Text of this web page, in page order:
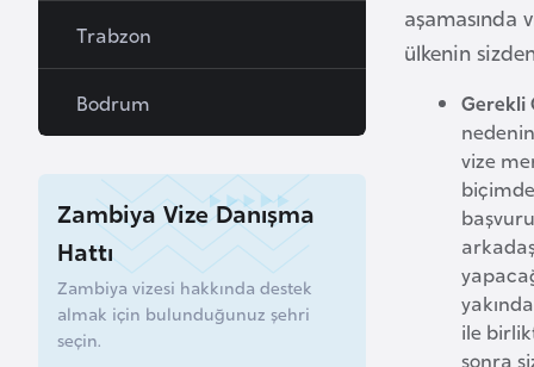
aşamasında
ülkenin
Gerekli
vize
ile
sonra
Trabzon
Bodrum
Zambiya Vize Danışma
Hattı
Zambiya vizesi hakkında destek
almak için bulunduğunuz şehri
seçin.
a
n
g
l
d
e
B